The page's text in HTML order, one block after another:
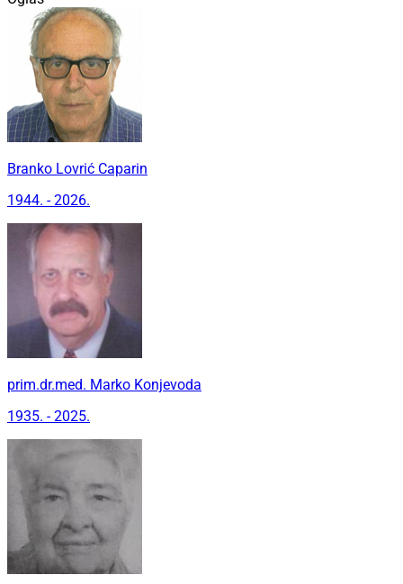
Branko Lovrić Caparin
1944. - 2026.
prim.dr.med. Marko Konjevoda
1935. - 2025.